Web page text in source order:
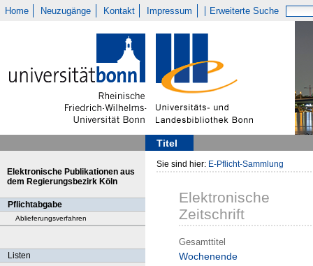
Home Neuzugänge Kontakt Impressum Erweiterte Suche
Titel
Elektronische Publikationen aus
dem Regierungsbezirk Köln
Pflichtabgabe
Ablieferungsverfahren
Listen
Sie sind hier: E-Pflicht-Sammlung
Elektronische
Zeitschrift
Gesamttitel
Wochenende